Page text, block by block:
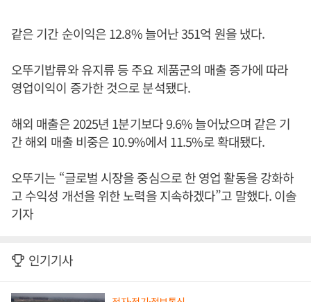
같은 기간 순이익은 12.8% 늘어난 351억 원을 냈다.
오뚜기밥류와 유지류 등 주요 제품군의 매출 증가에 따라
영업이익이 증가한 것으로 분석됐다.
해외 매출은 2025년 1분기보다 9.6% 늘어났으며 같은 기
간 해외 매출 비중은 10.9%에서 11.5%로 확대됐다.
오뚜기는 “글로벌 시장을 중심으로 한 영업 활동을 강화하
고 수익성 개선을 위한 노력을 지속하겠다”고 말했다. 이솔
기자
인기기사